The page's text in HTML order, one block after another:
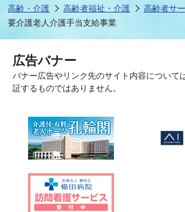
高齢・介護
高齢者福祉・介護
高齢者サ
要介護老人介護手当支給事業
広告バナー
バナー広告やリンク先のサイト内容について
証するものではありません。